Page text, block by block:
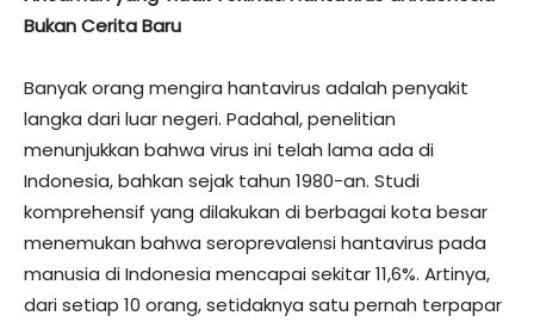
Bukan Cerita Baru
Banyak orang mengira hantavirus adalah penyakit
langka dari luar negeri. Padahal, penelitian
menunjukkan bahwa virus ini telah lama ada di
Indonesia, bahkan sejak tahun 1980-an. Studi
komprehensif yang dilakukan di berbagai kota besar
menemukan bahwa seroprevalensi hantavirus pada
manusia di Indonesia mencapai sekitar 11,6%. Artinya,
dari setiap 10 orang, setidaknya satu pernah terpapar